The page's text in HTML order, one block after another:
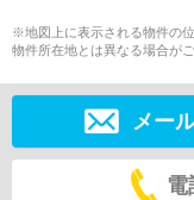
※地図上に表示される物件の
物件所在地とは異なる場合がご
メー